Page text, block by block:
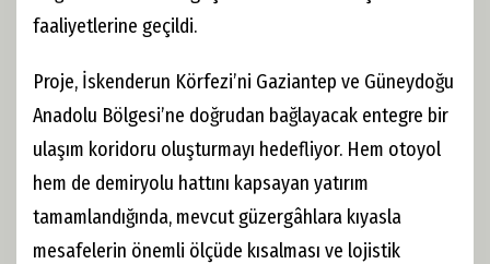
faaliyetlerine geçildi.
Proje, İskenderun Körfezi’ni Gaziantep ve Güneydoğu
Anadolu Bölgesi’ne doğrudan bağlayacak entegre bir
ulaşım koridoru oluşturmayı hedefliyor. Hem otoyol
hem de demiryolu hattını kapsayan yatırım
tamamlandığında, mevcut güzergâhlara kıyasla
mesafelerin önemli ölçüde kısalması ve lojistik